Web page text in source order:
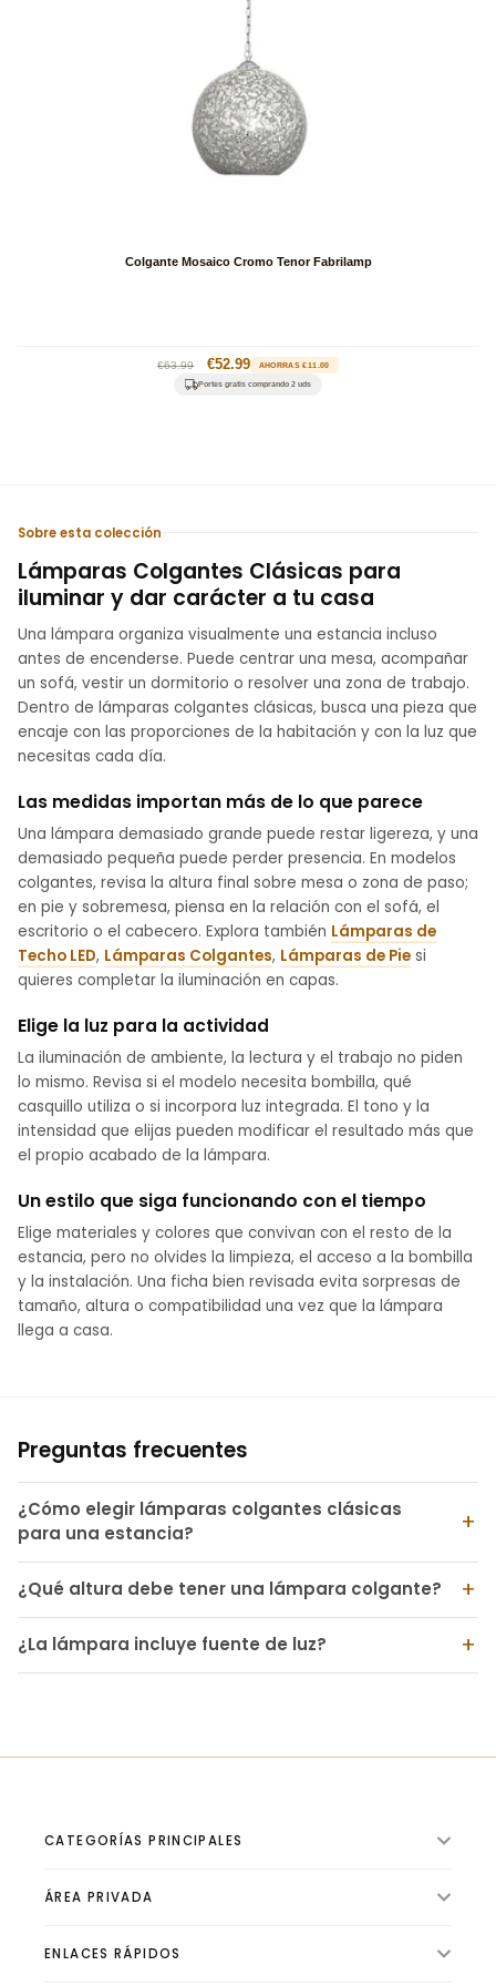
Colgante Mosaico Cromo Tenor Fabrilamp
Precio
habitual
€63.99
Precio
de
€52.99 AHORRAS €11.00
Portes gratis comprando 2 uds
Sobre esta colección
Lámparas Colgantes Clásicas para
iluminar y dar carácter a tu casa
Una lámpara organiza visualmente una estancia incluso
antes de encenderse. Puede centrar una mesa, acompañar
un sofá, vestir un dormitorio o resolver una zona de trabajo.
Dentro de lámparas colgantes clásicas, busca una pieza que
encaje con las proporciones de la habitación y con la luz que
necesitas cada día.
Las medidas importan más de lo que parece
Una lámpara demasiado grande puede restar ligereza, y una
demasiado pequeña puede perder presencia. En modelos
colgantes, revisa la altura final sobre mesa o zona de paso;
en pie y sobremesa, piensa en la relación con el sofá, el
escritorio o el cabecero. Explora también Lámparas de
Techo LED, Lámparas Colgantes, Lámparas de Pie si
quieres completar la iluminación en capas.
Elige la luz para la actividad
La iluminación de ambiente, la lectura y el trabajo no piden
lo mismo. Revisa si el modelo necesita bombilla, qué
casquillo utiliza o si incorpora luz integrada. El tono y la
intensidad que elijas pueden modificar el resultado más que
el propio acabado de la lámpara.
Un estilo que siga funcionando con el tiempo
Elige materiales y colores que convivan con el resto de la
estancia, pero no olvides la limpieza, el acceso a la bombilla
y la instalación. Una ficha bien revisada evita sorpresas de
tamaño, altura o compatibilidad una vez que la lámpara
llega a casa.
Preguntas frecuentes
¿Cómo elegir lámparas colgantes clásicas
para una estancia?
¿Qué altura debe tener una lámpara colgante?
¿La lámpara incluye fuente de luz?
CATEGORÍAS PRINCIPALES
ILUMINACIÓN INTERIOR
ÁREA PRIVADA
🛍️ Tienda
ENLACES RÁPIDOS